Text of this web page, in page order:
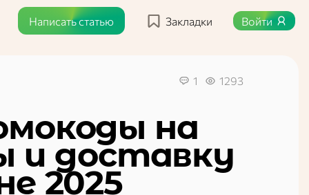
Написать статью Закладки Войти
1 1293
на
и доставку
2025